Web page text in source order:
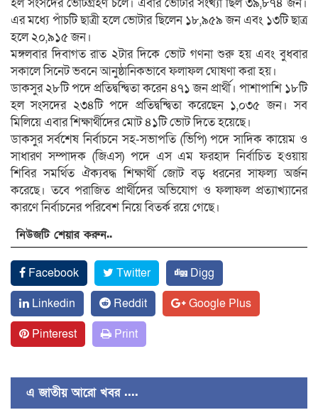
এর মধ্যে পাঁচটি ছাত্রী হলে ভোটার ছিলেন ১৮,৯৫৯ জন এবং ১৩টি ছাত্র
হলে ২০,৯১৫ জন।
মঙ্গলবার দিবাগত রাত ২টার দিকে ভোট গণনা শুরু হয় এবং বুধবার
সকালে সিনেট ভবনে আনুষ্ঠানিকভাবে ফলাফল ঘোষণা করা হয়।
ডাকসুর ২৮টি পদে প্রতিদ্বন্দ্বিতা করেন ৪৭১ জন প্রার্থী। পাশাপাশি ১৮টি
হল সংসদের ২৩৪টি পদে প্রতিদ্বন্দ্বিতা করেছেন ১,০৩৫ জন। সব
মিলিয়ে এবার শিক্ষার্থীদের মোট ৪১টি ভোট দিতে হয়েছে।
ডাকসুর সর্বশেষ নির্বাচনে সহ-সভাপতি (ভিপি) পদে সাদিক কায়েম ও
সাধারণ সম্পাদক (জিএস) পদে এস এম ফরহাদ নির্বাচিত হওয়ায়
শিবির সমর্থিত ঐক্যবদ্ধ শিক্ষার্থী জোট বড় ধরনের সাফল্য অর্জন
করেছে। তবে পরাজিত প্রার্থীদের অভিযোগ ও ফলাফল প্রত্যাখ্যানের
কারণে নির্বাচনের পরিবেশ নিয়ে বিতর্ক রয়ে গেছে।
নিউজটি শেয়ার করুন..
Facebook Twitter
Digg
Linkedin
Reddit
Google Plus
Pinterest
Print
এ জাতীয় আরো খবর ....